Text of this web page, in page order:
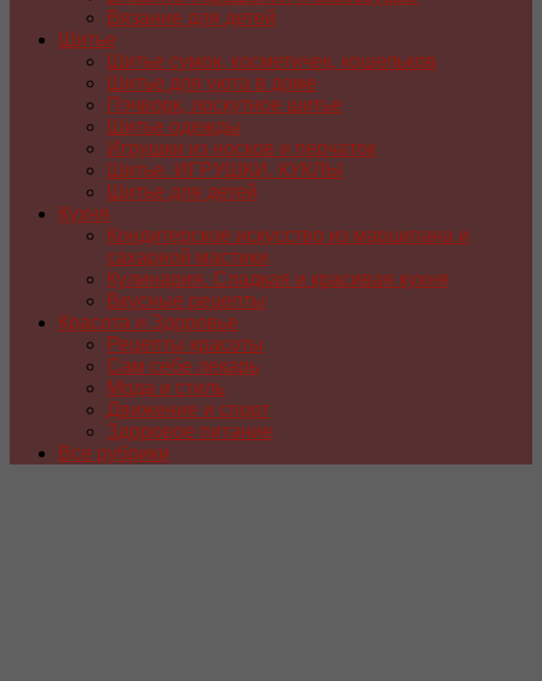
Вязание для детей
Шитье
Шитье сумок, косметичек, кошельков
Шитье для уюта в доме
Пэчворк, лоскутное шитье
Шитье одежды
Игрушки из носков и перчаток
Шитье. ИГРУШКИ, КУКЛЫ
Шитье для детей
Кухня
Кондитерское искусство из марципана и
сахарной мастики
Кулинария. Сладкая и красивая кухня
Вкусные рецепты
Красота и Здоровье
Рецепты красоты
Сам себе лекарь
Мода и стиль
Движение и спорт
Здоровое питание
Все рубрики